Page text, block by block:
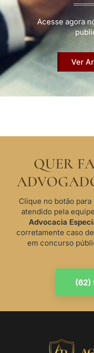
Acesse agora
Ver
QUER
Clique no botão
atendido pela
Advocacia
corretamente caso
em concurso
(62)